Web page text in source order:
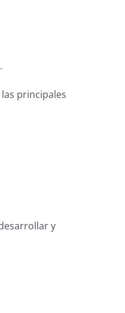
principales
y